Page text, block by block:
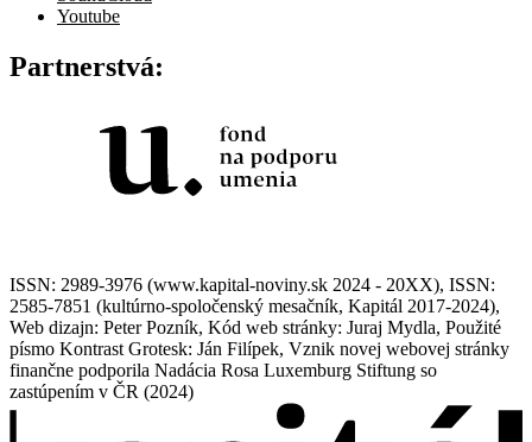
Youtube
Partnerstvá:
ISSN: 2989-3976 (www.kapital-noviny.sk 2024 - 20XX), ISSN:
2585-7851 (kultúrno-spoločenský mesačník, Kapitál 2017-2024),
Web dizajn: Peter Pozník, Kód web stránky: Juraj Mydla, Použité
písmo Kontrast Grotesk: Ján Filípek, Vznik novej webovej stránky
finančne podporila Nadácia Rosa Luxemburg Stiftung so
zastúpením v ČR (2024)